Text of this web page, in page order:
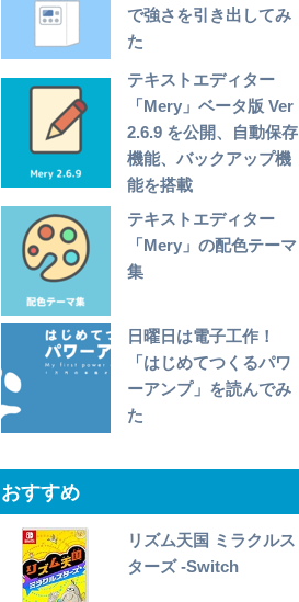
で強さを引き出してみ
た
テキストエディター
「Mery」ベータ版 Ver
2.6.9 を公開、自動保存
機能、バックアップ機
能を搭載
テキストエディター
「Mery」の配色テーマ
集
日曜日は電子工作！
「はじめてつくるパワ
ーアンプ」を読んでみ
た
おすすめ
リズム天国 ミラクルス
ターズ -Switch